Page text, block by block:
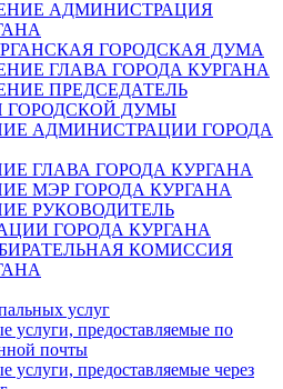
АДМИНИСТРАЦИЯ
ГОРОДСКАЯ ДУМА
ГЛАВА ГОРОДА КУРГАНА
ПРЕДСЕДАТЕЛЬ
ГОРОДСКОЙ ДУМЫ
АДМИНИСТРАЦИИ ГОРОДА
ГЛАВА ГОРОДА КУРГАНА
МЭР ГОРОДА КУРГАНА
РУКОВОДИТЕЛЬ
ГОРОДА КУРГАНА
КОМИССИЯ
услуг
услуги, предоставляемые по
почты
предоставляемые через